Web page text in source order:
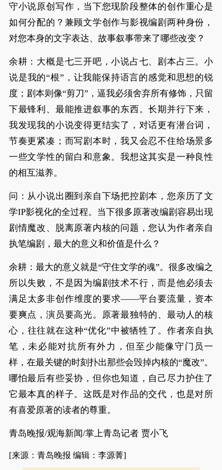
守小说原创写作，当下您现阶段整体的创作重心是
如何分配的？兼顾文学创作与影视编剧两种身份，
对您本身的文字表达、故事叙事带来了哪些改变？
余耕：大概是七三开吧，小说占七、剧本占三。小
说是我的“根”，让我能保持语言的感觉和思想的锐
度；剧本则像“剪刀”，逼我必须舍弃所有修饰，只留
下最锋利、最能推进叙事的东西。长期并行下来，
我发现我的小说变得更结实了，对话更有潜台词，
节奏更紧凑；而写剧本时，我又会忍不住给场景多
一些文学性的留白和意象。我想这其实是一种良性
的相互滋养。
问：从小说出圈到亲自下场把控剧本，您亲历了文
学IP影视化的全过程。当下很多原著改编剧容易出现
剧情魔改、脱离原著内核的问题，您认为作者亲自
执笔编剧，最大的意义和价值是什么？
余耕：最大的意义就是“守住文学的魂”。很多改编之
所以失败，不是因为编剧技术不行，而是他必须去
满足太多非创作维度的要求——平台要流量，资本
要爽点，演员要高光。原著最独特的、最动人的核
心，往往就在这种“优化”中被牺牲了。作者亲自执
笔，未必能对抗所有外力，但至少能像守门员一
样，在最关键的时刻扑出那些会毁掉内核的“魔改”。
哪怕最后有些妥协，但你也知道，自己尽力护住了
它最本真的样子。这既是对作品的交代，也是对所
有喜爱原著的读者的尊重。
青岛晚报/观海新闻/掌上青岛记者 贾小飞
[来源：青岛晚报 编辑：李源菁]